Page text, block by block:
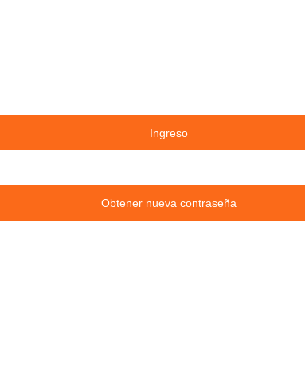
Ingreso
Obtener nueva contraseña